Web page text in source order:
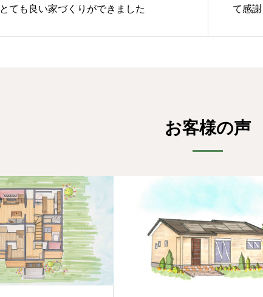
とても良い家づくりができました
て感
お客様の声